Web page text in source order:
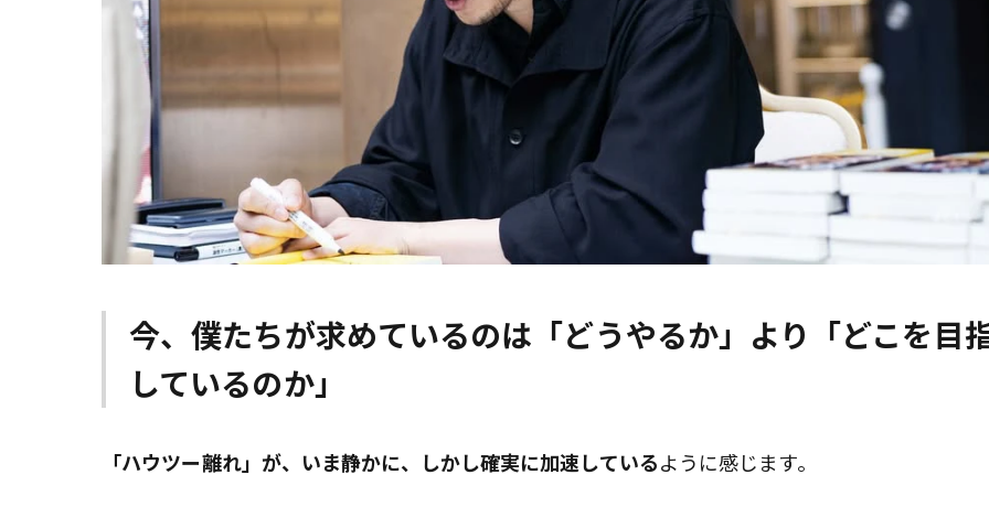
今、僕たちが求めているのは「どうやるか」より「どこを目
しているのか」
「ハウツー離れ」が、いま静かに、しかし確実に加速しているように感じます。